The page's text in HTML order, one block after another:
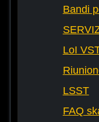
Bandi
LoI
LSST
FAQ